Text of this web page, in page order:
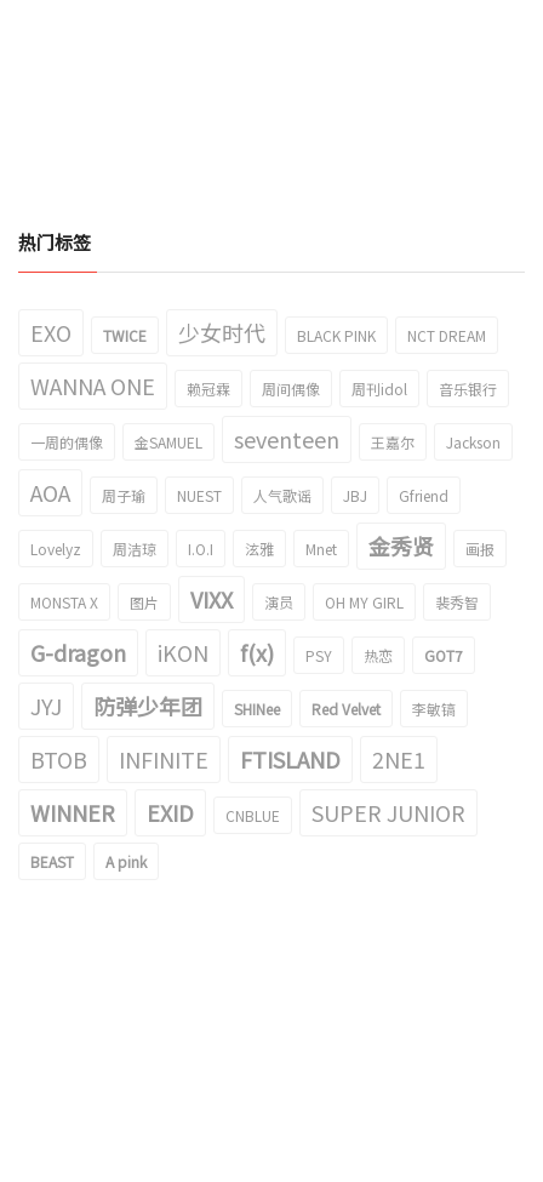
热门标签
EXO TWICE 少女时代 BLACK PINK NCT DREAM
WANNA ONE 赖冠霖 周间偶像 周刊idol 音乐银行
一周的偶像 金SAMUEL seventeen 王嘉尔 Jackson
AOA 周子瑜 NUEST 人气歌谣 JBJ Gfriend
Lovelyz 周洁琼 I.O.I 泫雅 Mnet 金秀贤 画报
MONSTA X 图片 VIXX 演员 OH MY GIRL 裴秀智
G-dragon iKON f(x) PSY 热恋 GOT7
JYJ 防弹少年团 SHINee Red Velvet 李敏镐
BTOB INFINITE FTISLAND
2NE1
WINNER
EXID CNBLUE SUPER JUNIOR
BEAST A pink